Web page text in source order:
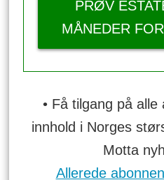
PRØV
MÅNEDER
• Få tilgang på alle
innhold i Norges
Motta
Allerede